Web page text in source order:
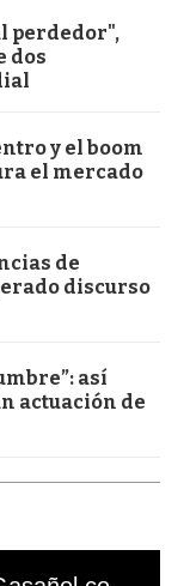
perdedor",
dos
y el boom
el mercado
de
discurso
así
actuación de